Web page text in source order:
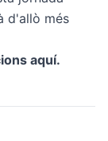
d'allò més
aquí.